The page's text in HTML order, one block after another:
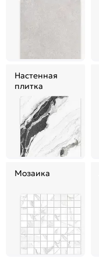
Настенная
плитка
Мозаика